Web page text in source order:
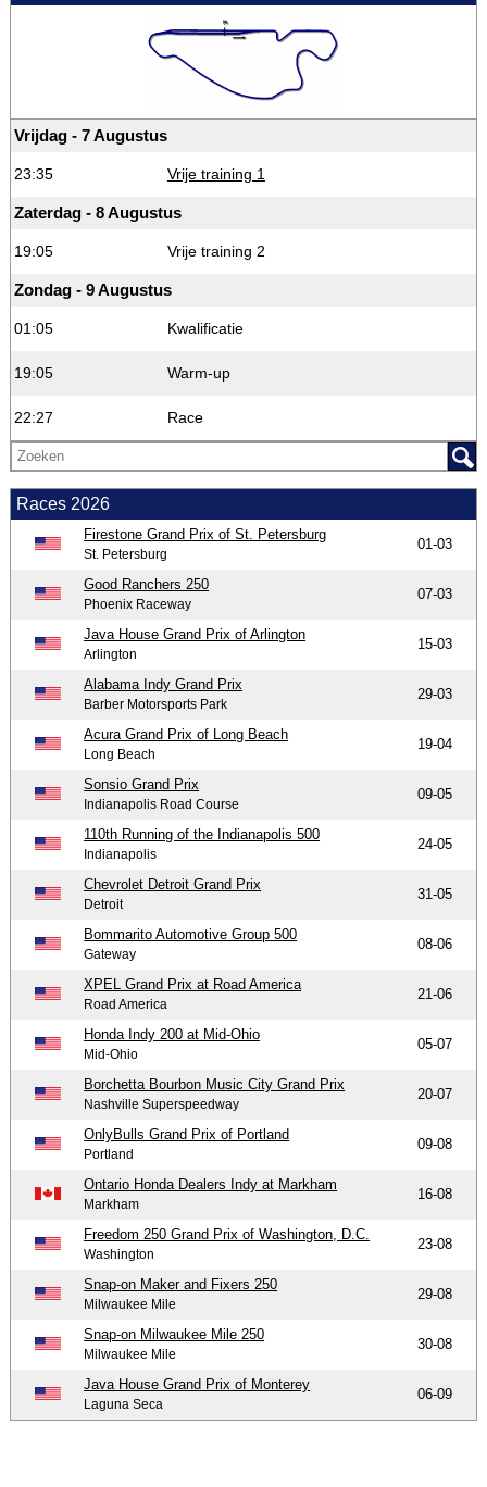
Vrijdag - 7 Augustus
23:35 Vrije training 1
Zaterdag - 8 Augustus
19:05 Vrije training 2
Zondag - 9 Augustus
01:05 Kwalificatie
19:05 Warm-up
22:27 Race
Races 2026
Firestone Grand Prix of St. Petersburg
St. Petersburg
01-03
Good Ranchers 250
Phoenix Raceway
07-03
Java House Grand Prix of Arlington
Arlington
15-03
Alabama Indy Grand Prix
Barber Motorsports Park
29-03
Acura Grand Prix of Long Beach
Long Beach
19-04
Sonsio Grand Prix
Indianapolis Road Course
09-05
110th Running of the Indianapolis 500
Indianapolis
24-05
Chevrolet Detroit Grand Prix
Detroit
31-05
Bommarito Automotive Group 500
Gateway
08-06
XPEL Grand Prix at Road America
Road America
21-06
Honda Indy 200 at Mid-Ohio
Mid-Ohio
05-07
Borchetta Bourbon Music City Grand Prix
Nashville Superspeedway
20-07
OnlyBulls Grand Prix of Portland
Portland
09-08
Ontario Honda Dealers Indy at Markham
Markham
16-08
Freedom 250 Grand Prix of Washington, D.C.
Washington
23-08
Snap-on Maker and Fixers 250
Milwaukee Mile
29-08
Snap-on Milwaukee Mile 250
Milwaukee Mile
30-08
Java House Grand Prix of Monterey
Laguna Seca
06-09